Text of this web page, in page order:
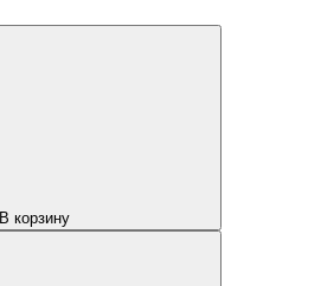
В корзину